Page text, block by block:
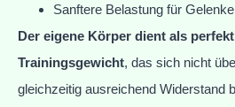
Sanftere Belastung für
Der eigene Körper dient als
Trainingsgewicht, das sich nicht
gleichzeitig ausreichend Widerstand